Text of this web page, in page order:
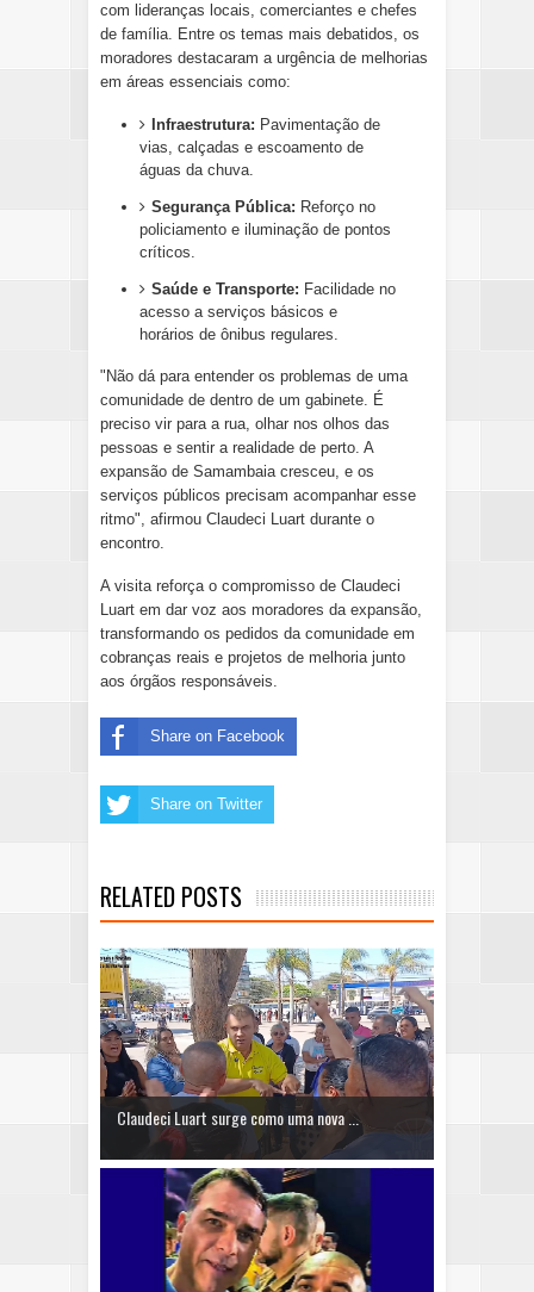
com lideranças locais, comerciantes e chefes
de família. Entre os temas mais debatidos, os
moradores destacaram a urgência de melhorias
em áreas essenciais como:
Infraestrutura: Pavimentação de
vias, calçadas e escoamento de
águas da chuva.
Segurança Pública: Reforço no
policiamento e iluminação de pontos
críticos.
Saúde e Transporte: Facilidade no
acesso a serviços básicos e
horários de ônibus regulares.
"Não dá para entender os problemas de uma
comunidade de dentro de um gabinete. É
preciso vir para a rua, olhar nos olhos das
pessoas e sentir a realidade de perto. A
expansão de Samambaia cresceu, e os
serviços públicos precisam acompanhar esse
ritmo", afirmou Claudeci Luart durante o
encontro.
A visita reforça o compromisso de Claudeci
Luart em dar voz aos moradores da expansão,
transformando os pedidos da comunidade em
cobranças reais e projetos de melhoria junto
aos órgãos responsáveis.
Share on Facebook
Share on Twitter
RELATED POSTS
Claudeci Luart surge como uma nova ...